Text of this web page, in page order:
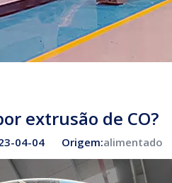
extrusão de CO?
04-04 Origem:alimentado